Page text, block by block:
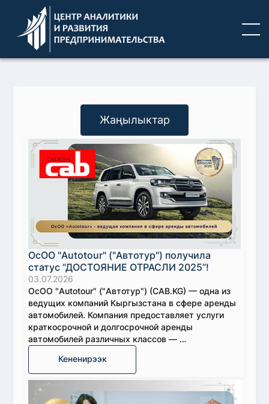
Жаңылыктар
ОсОО "Autotour" ("Автотур") получила
статус “ДОСТОЯНИЕ ОТРАСЛИ 2025”!
03.07.2026
ОсОО "Autotour" ("Автотур") (CAB.KG) — одна из
ведущих компаний Кыргызстана в сфере аренды
автомобилей. Компания предоставляет услуги
краткосрочной и долгосрочной аренды
автомобилей различных классов — …
Кененирээк